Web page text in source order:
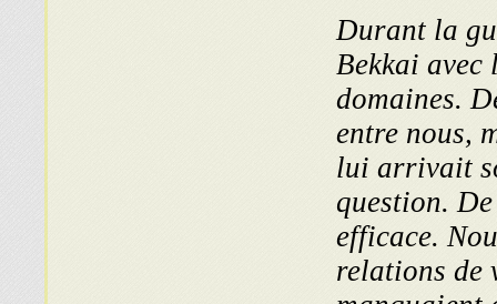
Durant la
Bekkai avec
domaines.
entre nous,
lui arrivait
question.
efficace.
relations de